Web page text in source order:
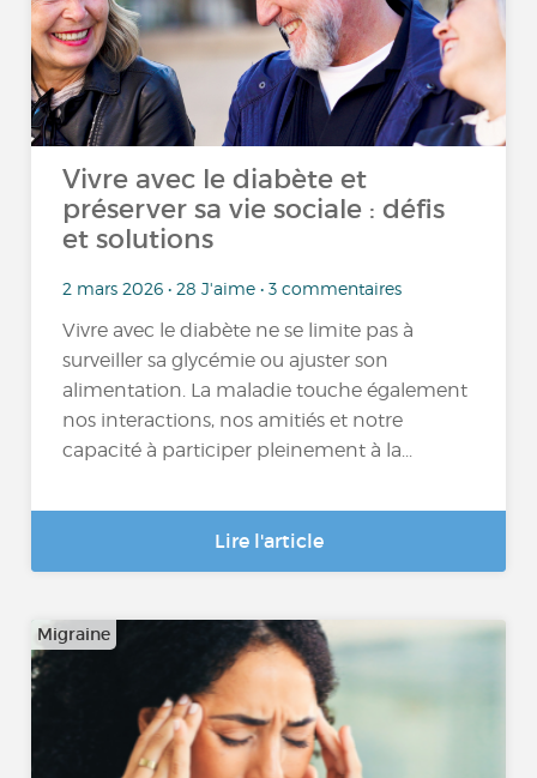
Vivre avec le diabète et
préserver sa vie sociale : défis
et solutions
2 mars 2026 • 28 J'aime • 3 commentaires
Vivre avec le diabète ne se limite pas à
surveiller sa glycémie ou ajuster son
alimentation. La maladie touche également
nos interactions, nos amitiés et notre
capacité à participer pleinement à la...
Lire l'article
Migraine